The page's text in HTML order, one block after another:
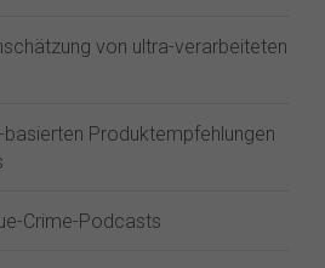
von ultra-verarbeiteten
Produktempfehlungen
Crime-Podcasts